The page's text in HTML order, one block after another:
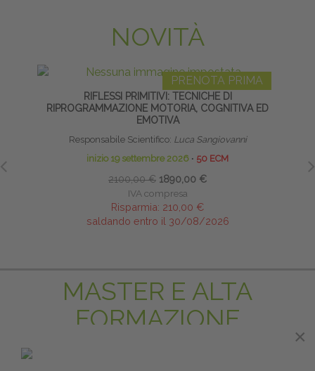
NOVITÀ
PRENOTA PRIMA
RIFLESSI PRIMITIVI: TECNICHE DI
RIPROGRAMMAZIONE MOTORIA, COGNITIVA ED
EMOTIVA
Responsabile Scientifico: Luca Sangiovanni
inizio 19 settembre 2026 ∙ 50 ECM
2100,00 € 1890,00 €
IVA compresa
Risparmia: 210,00 €
saldando entro il 30/08/2026
MASTER E ALTA
FORMAZIONE
×
×